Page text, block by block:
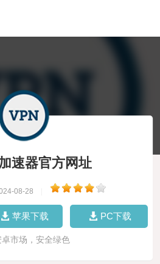
速器官方网址
08-28
苹果下载 PC下载
卓市场，安全绿色